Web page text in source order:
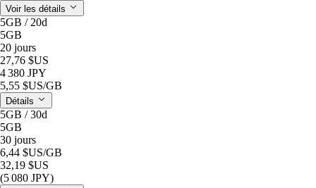
Voir les détails
5GB / 20d
5GB
20 jours
27,76 $US
4 380 JPY
5,55 $US/GB
Détails
5GB / 30d
5GB
30 jours
6,44 $US/GB
32,19 $US
(5 080 JPY)